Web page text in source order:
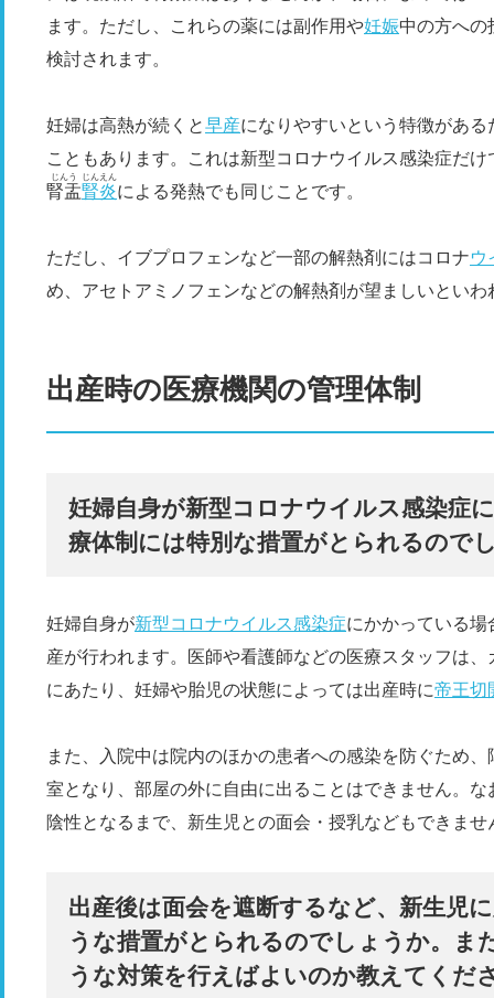
ます。ただし、これらの薬には副作用や妊娠中の方への
検討されます。
妊婦は高熱が続くと早産になりやすいという特徴があ
こともあります。これは新型コロナウイルス感染症だけ
腎盂
じんう
腎炎
じんえん
による発熱でも同じことです。
ただし、イブプロフェンなど一部の解熱剤にはコロナウ
め、アセトアミノフェンなどの解熱剤が望ましいといわ
出産時の医療機関の管理体制
妊婦自身が新型コロナウイルス感染症
療体制には特別な措置がとられるので
妊婦自身が新型コロナウイルス感染症にかかっている
産が行われます。医師や看護師などの医療スタッフは
にあたり、妊婦や胎児の状態によっては出産時に帝王切
また、入院中は院内のほかの患者への感染を防ぐため
室となり、部屋の外に自由に出ることはできません。
陰性となるまで、新生児との面会・授乳などもできませ
出産後は面会を遮断するなど、新生児
うな措置がとられるのでしょうか。ま
うな対策を行えばよいのか教えてくだ